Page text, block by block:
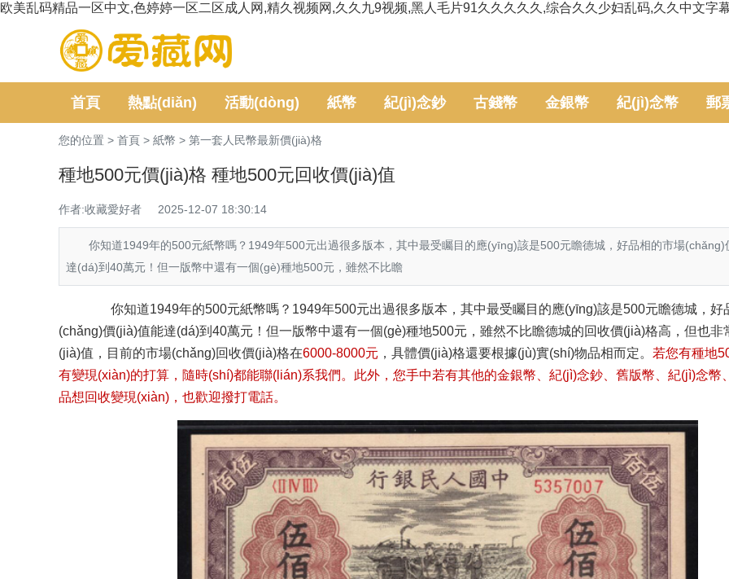
欧美乱码精品一区中文,色婷婷一区二区成人网,精久视频网,久久九9视频,黑人毛片91久久久久久,综合久久少妇乱码,久久中文字
首頁 熱點(diǎn) 活動(dòng) 紙幣 紀(jì)念鈔 古錢幣 金銀幣 紀(jì)念幣 郵
您的位置 > 首頁 > 紙幣 > 第一套人民幣最新價(jià)格
種地500元價(jià)格 種地500元回收價(jià)值
作者:收藏愛好者 2025-12-07 18:30:14
你知道1949年的500元紙幣嗎？1949年500元出過很多版本，其中最受矚目的應(yīng)該是500元瞻德城，好品相的市場(chǎng)
達(dá)到40萬元！但一版幣中還有一個(gè)種地500元，雖然不比瞻
你知道1949年的500元紙幣嗎？1949年500元出過很多版本，其中最受矚目的應(yīng)該是500元瞻德城，好
(chǎng)價(jià)值能達(dá)到40萬元！但一版幣中還有一個(gè)種地500元，雖然不比瞻德城的回收價(jià)格高，但也
(jià)值，目前的市場(chǎng)回收價(jià)格在6000-8000元 ，具體價(jià)格還要根據(jù)實(shí)物品相而定。 若您有種地
有變現(xiàn)的打算，隨時(shí)都能聯(lián)系我們。此外，您手中若有其他的金銀幣、紀(jì)念鈔、舊版幣、紀(jì)念
品想回收變現(xiàn)，也歡迎撥打電話。